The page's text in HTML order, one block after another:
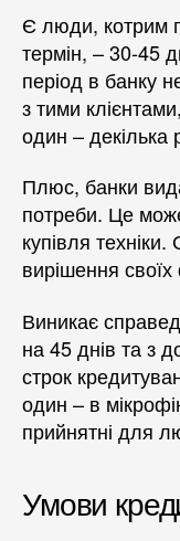
Є люди, котрим
термін, – 30-45
період в банку
з тими
один – декілька
Плюс, банки
потреби. Це
купівля
вирішення
Виникає
на 45 днів та з
строк
один – в
прийнятні для
Умови